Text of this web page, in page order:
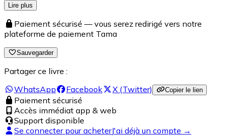
Lire plus
Paiement sécurisé — vous serez redirigé vers notre
plateforme de paiement Tama
Sauvegarder
Partager ce livre :
WhatsApp
Facebook X (Twitter) Copier le lien
Paiement sécurisé
Accès immédiat app & web
Support disponible
Se connecter pour acheterJ'ai déjà un compte →